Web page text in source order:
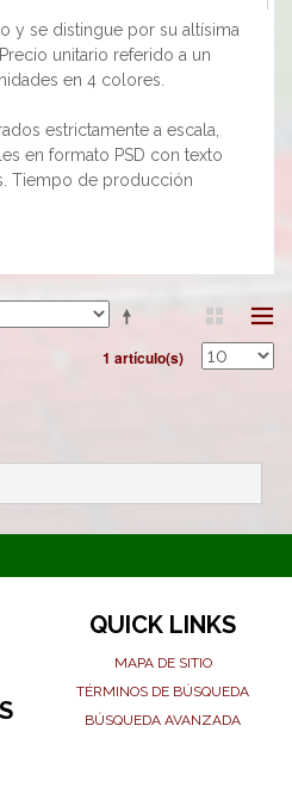
y se distingue por su altísima
unitario referido a un
en 4 colores.
estrictamente a escala,
en formato PSD con texto
Tiempo de producción
1 artículo(s)
QUICK LINKS
MAPA DE SITIO
TÉRMINOS DE BÚSQUEDA
BÚSQUEDA AVANZADA